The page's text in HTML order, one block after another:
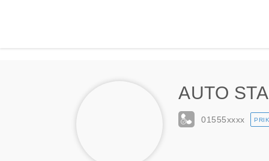
AUTO
01555xxxx